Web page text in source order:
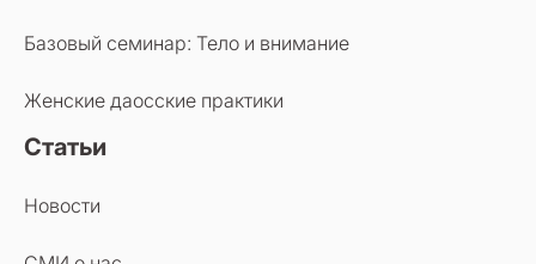
Базовый семинар: Тело и внимание
Женские даосские практики
Статьи
Новости